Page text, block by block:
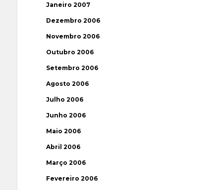
Janeiro 2007
Dezembro 2006
Novembro 2006
Outubro 2006
Setembro 2006
Agosto 2006
Julho 2006
Junho 2006
Maio 2006
Abril 2006
Março 2006
Fevereiro 2006